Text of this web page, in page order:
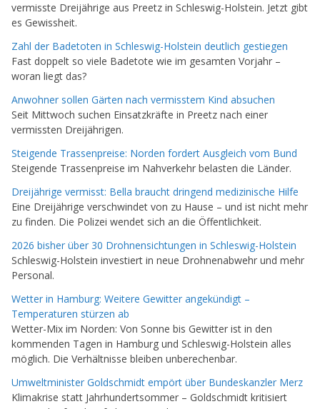
vermisste Dreijährige aus Preetz in Schleswig-Holstein. Jetzt gibt
es Gewissheit.
Zahl der Badetoten in Schleswig-Holstein deutlich gestiegen
Fast doppelt so viele Badetote wie im gesamten Vorjahr –
woran liegt das?
Anwohner sollen Gärten nach vermisstem Kind absuchen
Seit Mittwoch suchen Einsatzkräfte in Preetz nach einer
vermissten Dreijährigen.
Steigende Trassenpreise: Norden fordert Ausgleich vom Bund
Steigende Trassenpreise im Nahverkehr belasten die Länder.
Dreijährige vermisst: Bella braucht dringend medizinische Hilfe
Eine Dreijährige verschwindet von zu Hause – und ist nicht mehr
zu finden. Die Polizei wendet sich an die Öffentlichkeit.
2026 bisher über 30 Drohnensichtungen in Schleswig-Holstein
Schleswig-Holstein investiert in neue Drohnenabwehr und mehr
Personal.
Wetter in Hamburg: Weitere Gewitter angekündigt –
Temperaturen stürzen ab
Wetter-Mix im Norden: Von Sonne bis Gewitter ist in den
kommenden Tagen in Hamburg und Schleswig-Holstein alles
möglich. Die Verhältnisse bleiben unberechenbar.
Umweltminister Goldschmidt empört über Bundeskanzler Merz
Klimakrise statt Jahrhundertsommer – Goldschmidt kritisiert